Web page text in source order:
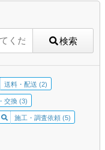
検索
送料・配送 (2)
交換 (3)
施工・調査依頼 (5)